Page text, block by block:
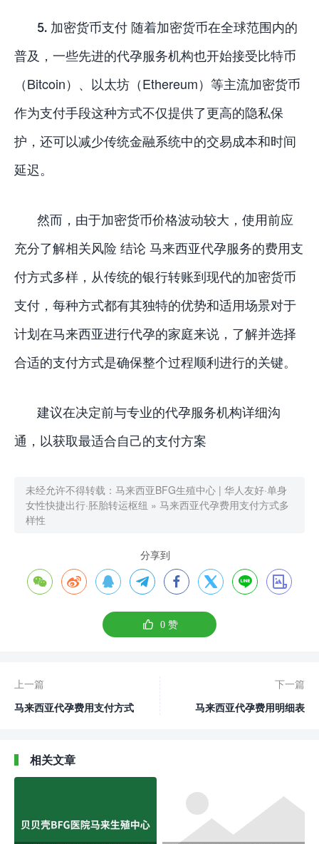
5. 加密货币支付 随着加密货币在全球范围内的
普及，一些先进的代孕服务机构也开始接受比特币
（Bitcoin）、以太坊（Ethereum）等主流加密货币
作为支付手段这种方式不仅提供了更高的隐私保
护，还可以减少传统金融系统中的交易成本和时间
延迟。
然而，由于加密货币价格波动较大，使用前应
充分了解相关风险 结论 马来西亚代孕服务的费用支
付方式多样，从传统的银行转账到现代的加密货币
支付，每种方式都有其独特的优势和适用场景对于
计划在马来西亚进行代孕的家庭来说，了解并选择
合适的支付方式是确保整个过程顺利进行的关键。
建议在决定前与专业的代孕服务机构详细沟
通，以获取最适合自己的支付方案
未经允许不得转载： 马来西亚BFG生殖中心 | 华人友好·单身
女性快捷出行·胚胎转运枢纽 » 马来西亚代孕费用支付方式多
样性
分享到
       
 0赞
上一篇
马来西亚代孕费用支付方式
下一篇
马来西亚代孕费用明细表
相关文章